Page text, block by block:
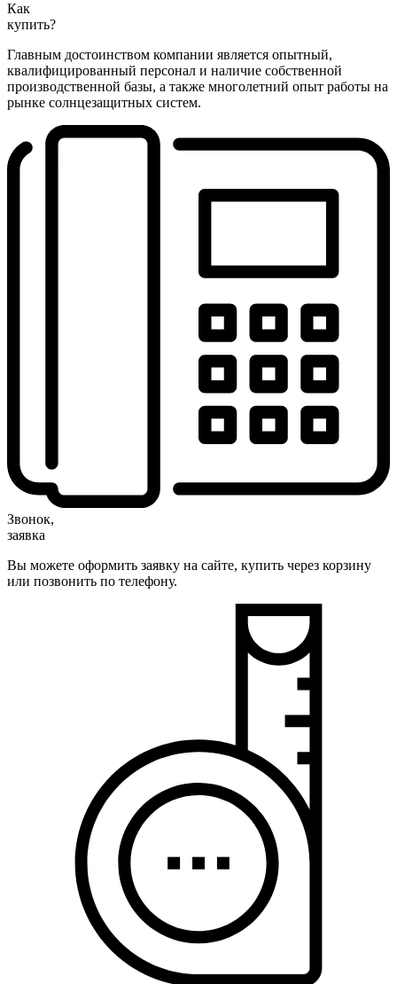
Как
купить?
Главным достоинством компании является опытный,
квалифицированный персонал и наличие собственной
производственной базы, а также многолетний опыт работы на
рынке солнцезащитных систем.
Звонок,
заявка
Вы можете оформить заявку на сайте, купить через корзину
или позвонить по телефону.